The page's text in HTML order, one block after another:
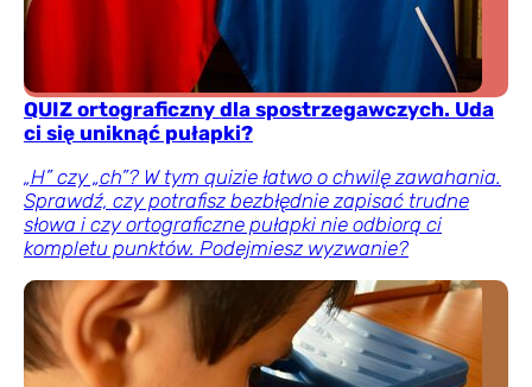
QUIZ ortograficzny dla spostrzegawczych. Uda
ci się uniknąć pułapki?
„H” czy „ch”? W tym quizie łatwo o chwilę zawahania.
Sprawdź, czy potrafisz bezbłędnie zapisać trudne
słowa i czy ortograficzne pułapki nie odbiorą ci
kompletu punktów. Podejmiesz wyzwanie?